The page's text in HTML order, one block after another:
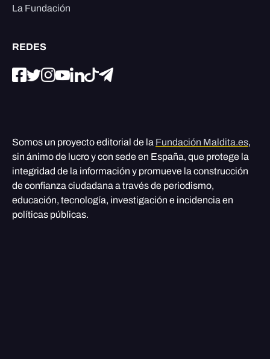
La Fundación
REDES
Somos un proyecto editorial de la Fundación Maldita.es,
sin ánimo de lucro y con sede en España, que protege la
integridad de la información y promueve la construcción
de confianza ciudadana a través de periodismo,
educación, tecnología, investigación e incidencia en
políticas públicas.